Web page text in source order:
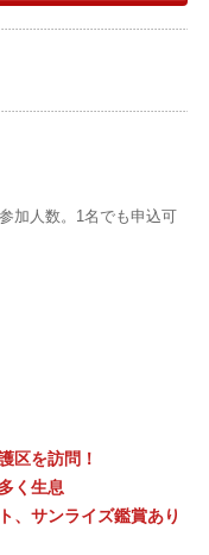
加人数。1名でも申込可
区を訪問！
く生息
、サンライズ鑑賞あり